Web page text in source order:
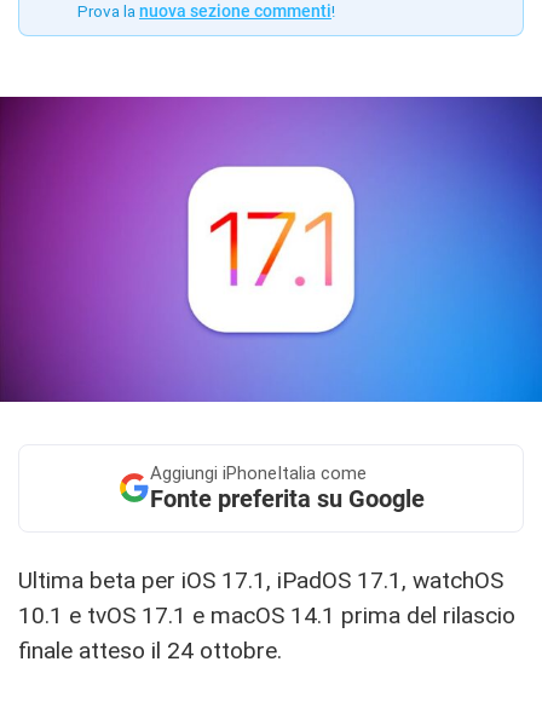
Prova la nuova sezione commenti!
Aggiungi iPhoneItalia come
Fonte preferita su Google
Ultima beta per iOS 17.1, iPadOS 17.1, watchOS
10.1 e tvOS 17.1 e macOS 14.1 prima del rilascio
finale atteso il 24 ottobre.